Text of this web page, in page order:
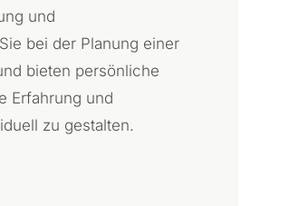
und
bei der Planung einer
bieten persönliche
Erfahrung und
zu gestalten.